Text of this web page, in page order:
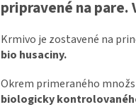
pripravené na pare.
Krmivo je zostavené na
bio husaciny.
Okrem primeraného
biologicky